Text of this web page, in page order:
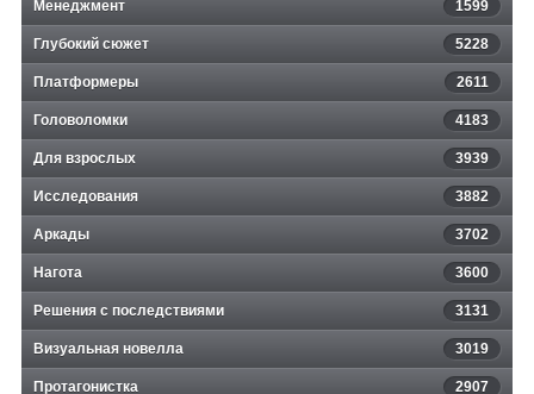
Менеджмент 1599
Глубокий сюжет 5228
Платформеры 2611
Головоломки 4183
Для взрослых 3939
Исследования 3882
Аркады 3702
Нагота 3600
Решения с последствиями 3131
Визуальная новелла 3019
Протагонистка 2907